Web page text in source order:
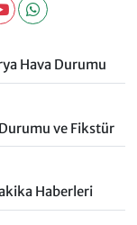
Hava Durumu
ve Fikstür
Haberleri